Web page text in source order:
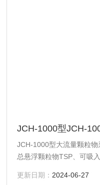
JCH-1000型JCH-
JCH-1000型大流量颗粒
总悬浮颗粒物TSP、可吸
科研院校等部门进行颗粒
更新日期： 2024-06-27